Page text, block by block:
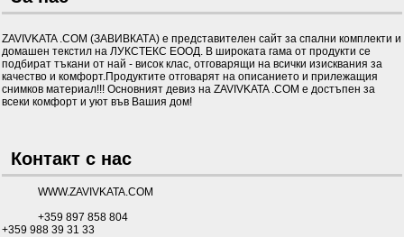
ZAVIVKATA .COM (ЗАВИВКАТА) е представителен сайт за спални комплекти и
домашен текстил на ЛУКСТЕКС ЕООД. В широката гама от продукти се
подбират тъкани от най - висок клас, отговарящи на всички изисквания за
качество и комфорт.Продуктите отговарят на описанието и прилежащия
снимков материал!!! Основният девиз на ZAVIVKATA .COM е достъпен за
всеки комфорт и уют във Вашия дом!
Контакт с нас
WWW.ZAVIVKATA.COM
+359 897 858 804
+359 988 39 31 33